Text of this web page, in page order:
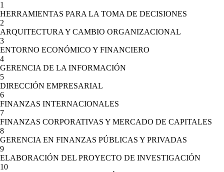
1
HERRAMIENTAS PARA LA TOMA DE DECISIONES
2
ARQUITECTURA Y CAMBIO ORGANIZACIONAL
3
ENTORNO ECONÓMICO Y FINANCIERO
4
GERENCIA DE LA INFORMACIÓN
5
DIRECCIÓN EMPRESARIAL
6
FINANZAS INTERNACIONALES
7
FINANZAS CORPORATIVAS Y MERCADO DE CAPITALES
8
GERENCIA EN FINANZAS PÚBLICAS Y PRIVADAS
9
ELABORACIÓN DEL PROYECTO DE INVESTIGACIÓN
10